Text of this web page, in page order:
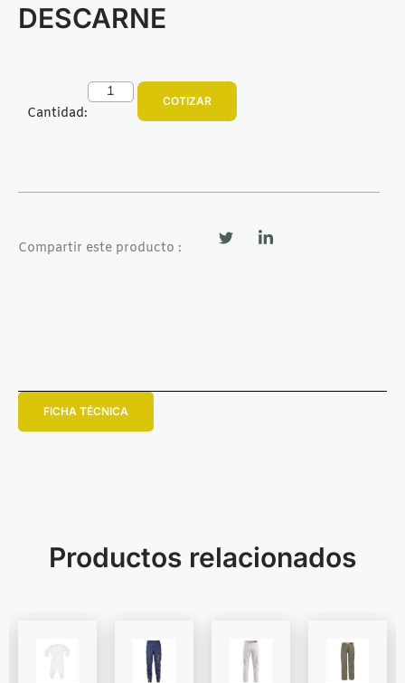
DESCARNE
Cantidad:
COTIZAR
Compartir este producto :
FICHA TÉCNICA
Productos relacionados